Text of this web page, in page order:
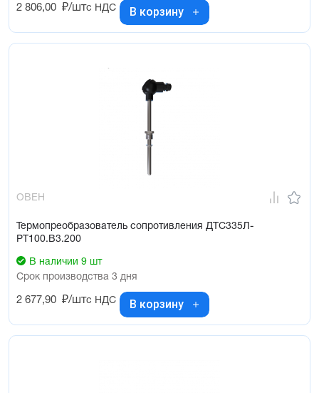
2 806,00 ₽/штс НДС В корзину
ОВЕН
Термопреобразователь сопротивления ДТС335Л-
РТ100.В3.200
В наличии 9 шт
Срок производства 3 дня
2 677,90 ₽/штс НДС В корзину